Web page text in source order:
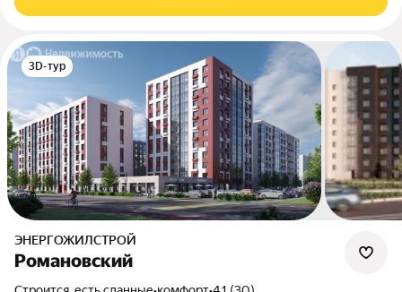
3D-тур
ЭНЕРГОЖИЛСТРОЙ
Романовский